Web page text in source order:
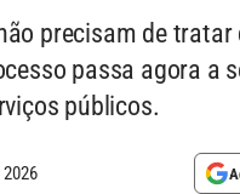
precisam de
passa agora a
públicos.